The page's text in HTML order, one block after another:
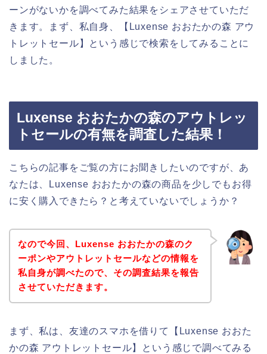
ーンがないかを調べてみた結果をシェアさせていただ
きます。まず、私自身、【Luxense おおたかの森 アウ
トレットセール】という感じで検索をしてみることに
しました。
Luxense おおたかの森のアウトレッ
トセールの有無を調査した結果！
こちらの記事をご覧の方にお聞きしたいのですが、あ
なたは、Luxense おおたかの森の商品を少しでもお得
に安く購入できたら？と考えていないでしょうか？
なので今回、Luxense おおたかの森のク
ーポンやアウトレットセールなどの情報を
私自身が調べたので、その調査結果を報告
させていただきます。
まず、私は、友達のスマホを借りて【Luxense おおた
かの森 アウトレットセール】という感じで調べてみる